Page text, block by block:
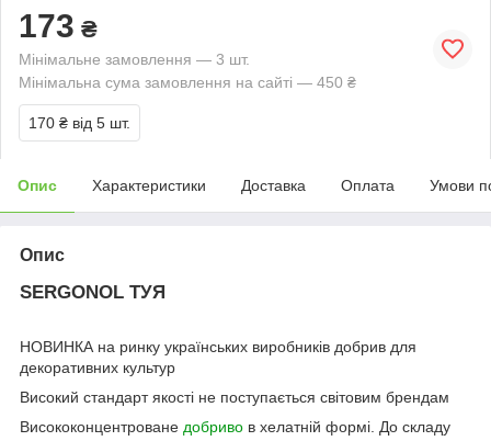
173 ₴
Мінімальне замовлення — 3 шт.
Мінімальна сума замовлення на сайті — 450 ₴
170 ₴ від 5 шт.
Опис Характеристики Доставка Оплата Умови
Опис
SERGONOL ТУЯ
НОВИНКА на ринку українських виробників добрив для
декоративних культур
Високий стандарт якості не поступається світовим брендам
Висококонцентроване добриво в хелатній формі. До складу